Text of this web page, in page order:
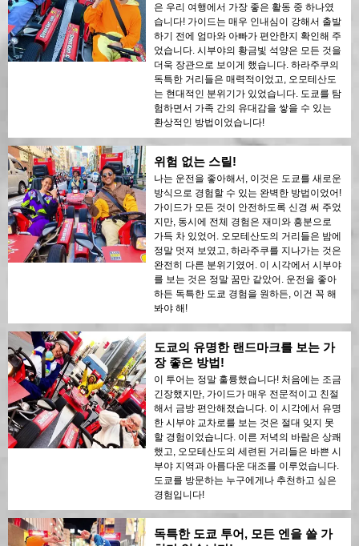
은 우리 여행에서 가장 좋은 활동 중 하나였
습니다! 가이드는 매우 인내심이 강해서 출발
하기 전에 엄마와 아빠가 편안한지 확인해 주
었습니다. 시부야의 황금빛 석양은 모든 것을
더욱 장관으로 보이게 했습니다. 하라주쿠의
독특한 거리들은 매력적이었고, 오모테산도
는 현대적인 분위기가 있었습니다. 도쿄를 탐
험하면서 가족 간의 유대감을 쌓을 수 있는
환상적인 방법이었습니다!
위험 없는 스릴!
나는 운전을 좋아해서, 이것은 도쿄를 새로운
방식으로 경험할 수 있는 완벽한 방법이었어!
가이드가 모든 것이 안전하도록 신경 써 주었
지만, 동시에 전체 경험은 재미와 흥분으로
가득 차 있었어. 오모테산도의 거리들은 밤에
정말 멋져 보였고, 하라주쿠를 지나가는 것은
완전히 다른 분위기였어. 이 시각에서 시부야
를 보는 것은 정말 꿈만 같았어. 운전을 좋아
하든 독특한 도쿄 경험을 원하든, 이건 꼭 해
봐야 해!
도쿄의 유명한 랜드마크를 보는 가
장 좋은 방법!
이 투어는 정말 훌륭했습니다! 처음에는 조금
긴장했지만, 가이드가 매우 전문적이고 친절
해서 금방 편안해졌습니다. 이 시각에서 유명
한 시부야 교차로를 보는 것은 절대 잊지 못
할 경험이었습니다. 이른 저녁의 바람은 상쾌
했고, 오모테산도의 세련된 거리들은 바쁜 시
부야 지역과 아름다운 대조를 이루었습니다.
도쿄를 방문하는 누구에게나 추천하고 싶은
경험입니다!
독특한 도쿄 투어, 모든 엔을 쓸 가